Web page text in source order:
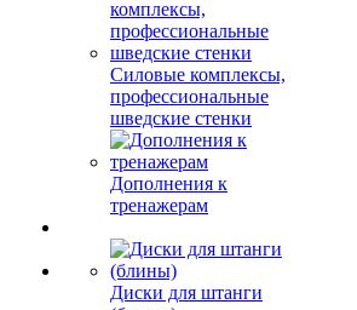
Силовые комплексы,
профессиональные
шведские стенки
Дополнения к
тренажерам
Диски для штанги